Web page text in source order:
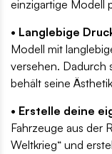
einzigartige Modell
• Langlebige
Modell mit
versehen. Dadurch
behält seine
• Erstelle deine
Fahrzeuge aus der
Weltkrieg“ und